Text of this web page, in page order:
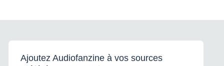
Ajoutez Audiofanzine à vos sources